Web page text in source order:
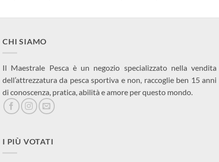
CHI SIAMO
Il Maestrale Pesca è un negozio specializzato nella vendita
dell’attrezzatura da pesca sportiva e non, raccoglie ben 15 anni
di conoscenza, pratica, abilità e amore per questo mondo.
I PIÙ VOTATI